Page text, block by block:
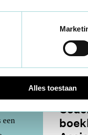
Alles toestaan